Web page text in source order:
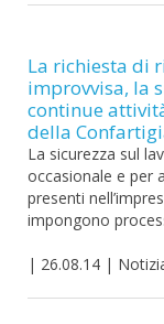
La richiesta di
improvvisa, la
continue
della
La sicurezza sul
occasionale e per
presenti
impongono
| 26.08.14 |